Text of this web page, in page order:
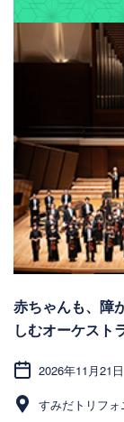
赤ちゃんも、障
しむオーケスト
2026年11月21
すみだトリフ